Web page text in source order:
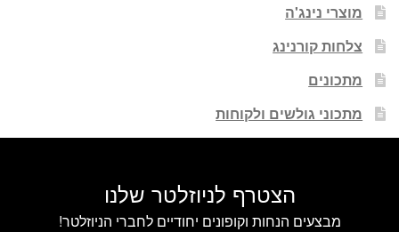
מוצרי נינג'ה
צלחות קורנינג
מתכונים
מתכוני גולשים ולקוחות
הצטרף לניוזלטר שלנו
מבצעים הנחות וקופונים יחודיים לחברי הניוזלטר!